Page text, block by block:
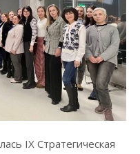
IX Стратегическая